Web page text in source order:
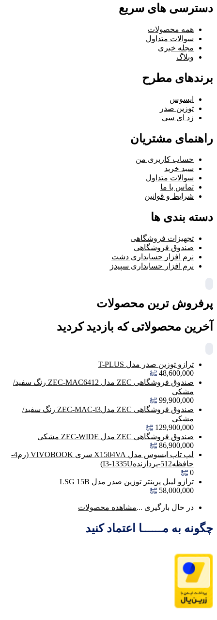
دسترسی های سریع
همه محصولات
سوالات متداول
مجله خبری
وبلاگ
برندهای مطرح
ایسوس
توزین صدر
زد ای سی
راهنمای مشتریان
حساب کاربری من
سبد خرید
سوالات متداول
تماس با ما
شرایط و قوانین
دسته بندی ها
تجهیزات فروشگاهی
صندوق فروشگاهی
نرم افزار حسابداری دشت
نرم افزار حسابداری سپیدز
پرفروش ترین محصولات
آخرین محصولاتی که بازدید کردید
ترازو توزین صدر مدل T-PLUS
48,600,000
صندوق فروشگاهی ZEC مدل ZEC-MAC6412 رنگ سفید/
مشکی
99,900,000
صندوق فروشگاهی ZEC مدلZEC-MAC-i3 رنگ سفید/
مشکی
129,900,000
صندوق فروشگاهی ZEC مدل ZEC-WIDE مشکی
86,900,000
لپ تاپ ایسوس مدل X1504VA سری VIVOBOOK (رم4-
حافظه512-پردازندهI3-1335U)
0
ترازو لیبل پرینتر توزین صدر مدل LSG 15B
58,000,000
در حال بارگیری ...مشاهده محصولات
چگونه به مــــــا اعتماد کنید